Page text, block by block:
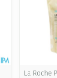
La Roche